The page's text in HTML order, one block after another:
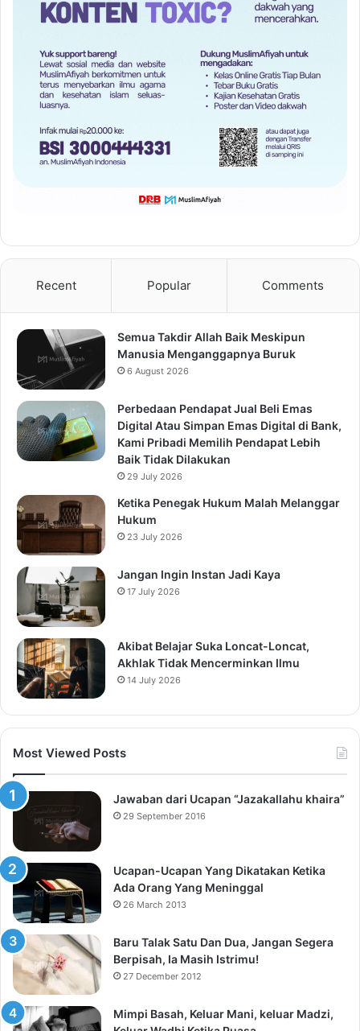
Recent Popular Comments
Semua Takdir Allah Baik Meskipun
Manusia Menganggapnya Buruk
6 August 2026
Perbedaan Pendapat Jual Beli Emas
Digital Atau Simpan Emas Digital di Bank,
Kami Pribadi Memilih Pendapat Lebih
Baik Tidak Dilakukan
29 July 2026
Ketika Penegak Hukum Malah Melanggar
Hukum
23 July 2026
Jangan Ingin Instan Jadi Kaya
17 July 2026
Akibat Belajar Suka Loncat-Loncat,
Akhlak Tidak Mencerminkan Ilmu
14 July 2026
Most Viewed Posts
Jawaban dari Ucapan “Jazakallahu khaira”
29 September 2016
Ucapan-Ucapan Yang Dikatakan Ketika
Ada Orang Yang Meninggal
26 March 2013
Baru Talak Satu Dan Dua, Jangan Segera
Berpisah, Ia Masih Istrimu!
27 December 2012
Mimpi Basah, Keluar Mani, keluar Madzi,